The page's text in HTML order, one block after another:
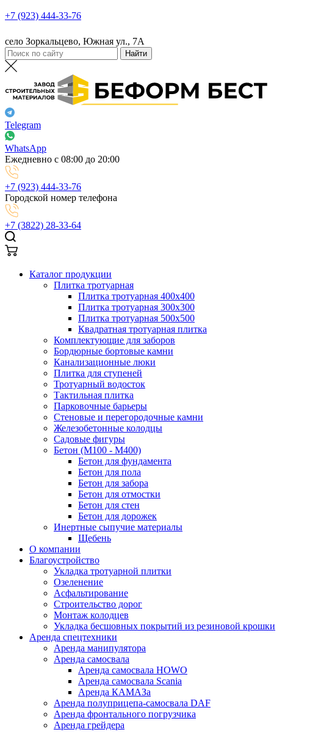
+7 (923) 444-33-76
село Зоркальцево, Южная ул., 7А
Telegram
WhatsApp
Ежедневно с 08:00 до 20:00
+7 (923) 444-33-76
Городской номер телефона
+7 (3822) 28-33-64
Каталог продукции
Плитка тротуарная
Плитка тротуарная 400x400
Плитка тротуарная 300x300
Плитка тротуарная 500x500
Квадратная тротуарная плитка
Комплектующие для заборов
Бордюрные бортовые камни
Канализационные люки
Плитка для ступеней
Тротуарный водосток
Тактильная плитка
Парковочные барьеры
Стеновые и перегородочные камни
Железобетонные колодцы
Садовые фигуры
Бетон (М100 - М400)
Бетон для фундамента
Бетон для пола
Бетон для забора
Бетон для отмостки
Бетон для стен
Бетон для дорожек
Инертные сыпучие материалы
Щебень
О компании
Благоустройство
Укладка тротуарной плитки
Озеленение
Асфальтирование
Строительство дорог
Монтаж колодцев
Укладка бесшовных покрытий из резиновой крошки
Аренда спецтехники
Аренда манипулятора
Аренда самосвала
Аренда самосвала HOWO
Аренда самосвала Scania
Аренда КАМАЗа
Аренда полуприцепа-самосвала DAF
Аренда фронтального погрузчика
Аренда грейдера